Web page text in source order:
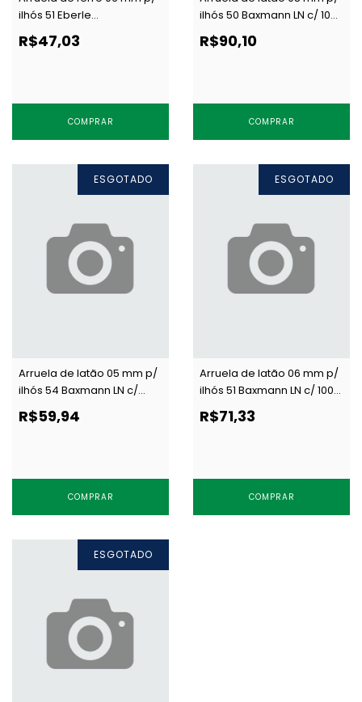
ilhós 51 Eberle
AR.095.060.25.F NIQ c/ 1000
un
R$47,03
COMPRAR
ilhós 50 Baxmann LN c/ 1000
R$90,10
COMPRAR
ESGOTADO
Arruela de latão 05 mm p/
ilhós 54 Baxmann LN c/
1000 un
R$59,94
COMPRAR
ESGOTADO
Arruela de latão 06 mm p/
ilhós 51 Baxmann LN c/ 1000
R$71,33
COMPRAR
ESGOTADO